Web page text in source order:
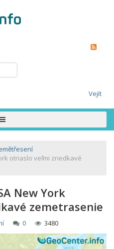
Vejít
otriaslo veľmi zriedkavé
New York
zemetrasenie
0 3480